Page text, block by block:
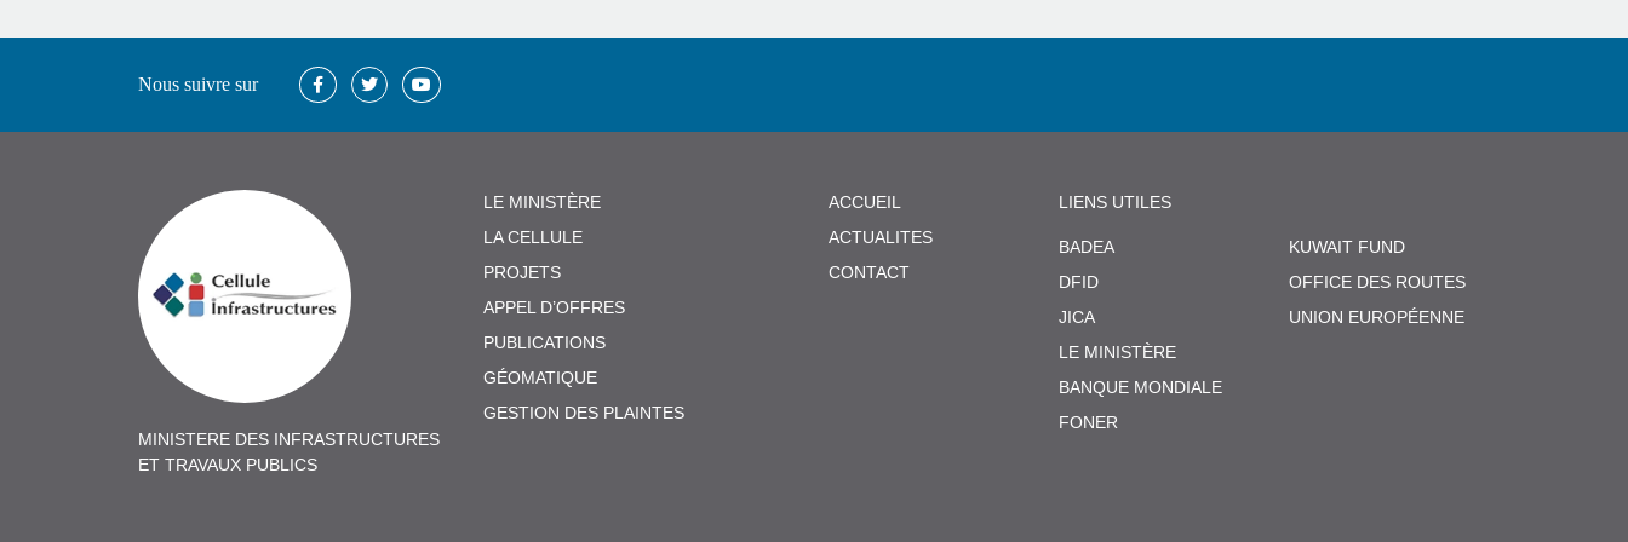
Nous suivre sur
MINISTERE DES INFRASTRUCTURES
ET TRAVAUX PUBLICS
LE MINISTÈRE
LA CELLULE
PROJETS
APPEL D’OFFRES
PUBLICATIONS
GÉOMATIQUE
GESTION DES PLAINTES
ACCUEIL
ACTUALITES
CONTACT
LIENS UTILES
BADEA
DFID
JICA
LE MINISTÈRE
BANQUE MONDIALE
FONER
KUWAIT FUND
OFFICE DES ROUTES
UNION EUROPÉENNE